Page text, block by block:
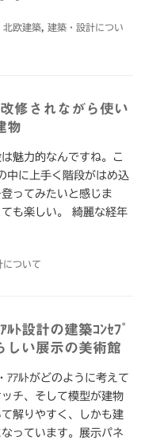
北欧建築
建築・設計につい
修されながら使い
物
魅力的なんですね。こ
中に上手く階段がはめ込
ってみたいと感じま
も楽しい。 綺麗な経年
について
ﾄ設計の建築ｺﾝｾﾌﾟ
しい展示の美術館
ｱｱﾙﾄがどのように考えて
チ、そして模型が建物
解りやすく、しかも建
っています。展示パネ